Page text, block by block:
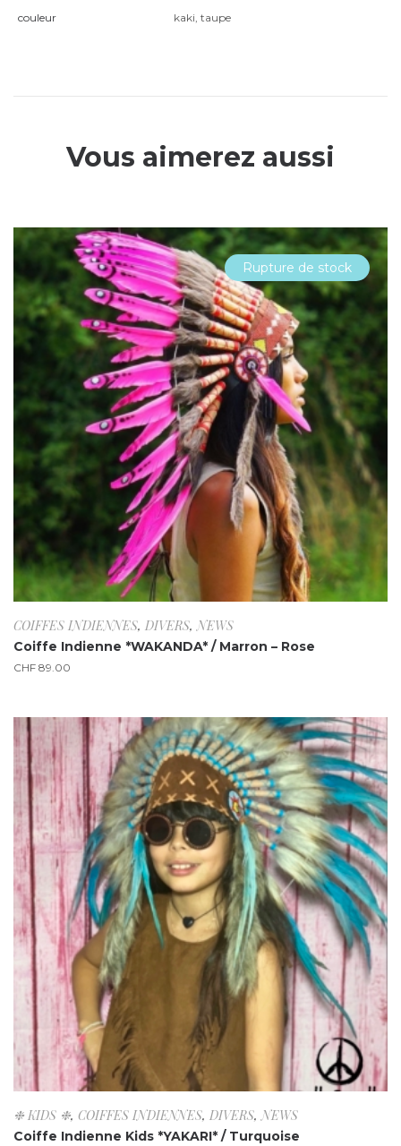
couleur kaki, taupe
Vous aimerez aussi
Rupture de stock
COIFFES INDIENNES, DIVERS,NEWS
Coiffe Indienne *WAKANDA* / Marron – Rose
CHF 89.00
❉ KIDS ❉, COIFFES INDIENNES, DIVERS,NEWS
Coiffe Indienne Kids *YAKARI* / Turquoise